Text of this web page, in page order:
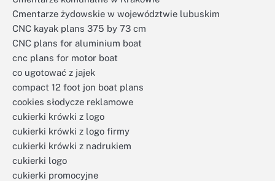
Cmentarze żydowskie w województwie lubuskim
CNC kayak plans 375 by 73 cm
CNC plans for aluminium boat
cnc plans for motor boat
co ugotować z jajek
compact 12 foot jon boat plans
cookies słodycze reklamowe
cukierki krówki z logo
cukierki krówki z logo firmy
cukierki krówki z nadrukiem
cukierki logo
cukierki promocyjne